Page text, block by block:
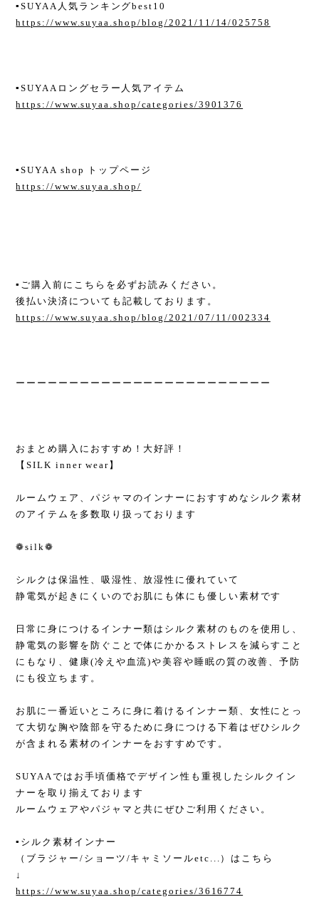
▪︎SUYAA人気ランキングbest10
https://www.suyaa.shop/blog/2021/11/14/025758
▪︎SUYAAロングセラー人気アイテム
https://www.suyaa.shop/categories/3901376
▪︎SUYAA shop トップページ
https://www.suyaa.shop/
▪︎ご購入前にこちらを必ずお読みください。
後払い決済についても記載しております。
https://www.suyaa.shop/blog/2021/07/11/002334
ーーーーーーーーーーーーーーーーーーーーーーーー
おまとめ購入におすすめ！大好評！
【SILK inner wear】
ルームウェア、パジャマのインナーにおすすめなシルク素材
のアイテムを多数取り扱っております
❁silk❁
シルクは保温性、吸湿性、放湿性に優れていて
静電気が起きにくいのでお肌にも体にも優しい素材です
日常に身につけるインナー類はシルク素材のものを使用し、
静電気の影響を防ぐことで体にかかるストレスを減らすこと
にもなり、健康(冷えや血流)や美容や睡眠の質の改善、予防
にも役立ちます。
お肌に一番近いところに身に着けるインナー類、女性にとっ
て大切な胸や陰部を守るために身につける下着はぜひシルク
が含まれる素材のインナーをおすすめです。
SUYAAではお手頃価格でデザイン性も重視したシルクイン
ナーを取り揃えております
ルームウェアやパジャマと共にぜひご利用ください。
▪︎シルク素材インナー
（ブラジャー/ショーツ/キャミソールetc...）はこちら
↓
https://www.suyaa.shop/categories/3616774